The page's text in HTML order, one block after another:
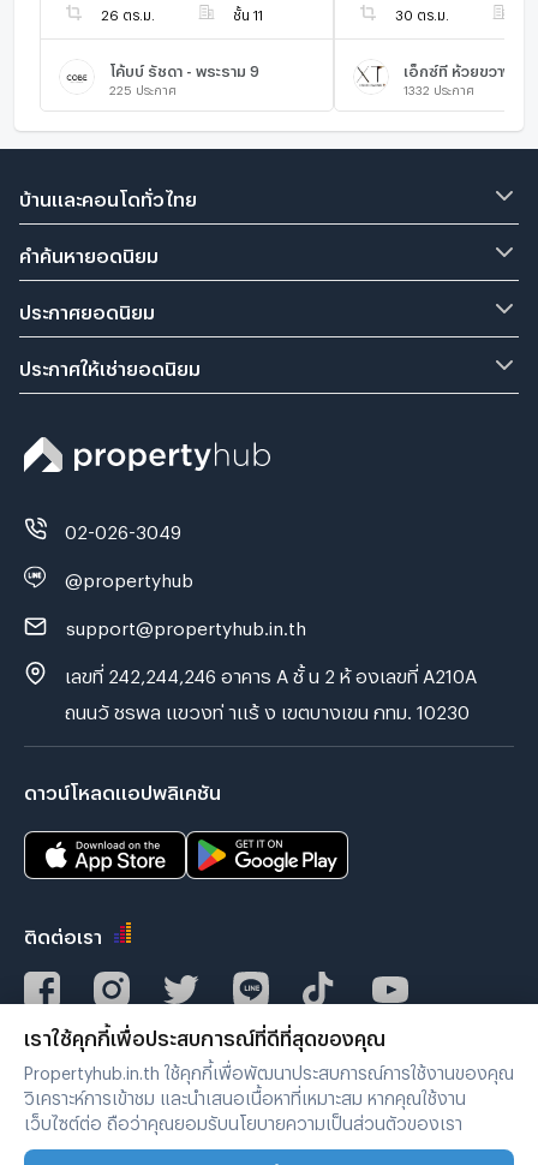
26 ตร.ม. ชั้น 11
โค้บบ์ รัชดา - พระราม 9
225 ประกาศ
30 ตร.ม.
เอ็กซ์ที ห้วยขวาง
1332 ประกาศ
บ้านและคอนโดทั่วไทย
คำค้นหายอดนิยม
ประกาศยอดนิยม
ประกาศให้เช่ายอดนิยม
02-026-3049
@propertyhub
support@propertyhub.in.th
เลขที่ 242,244,246 อาคาร A ชั้ น 2 ห้ องเลขที่ A210A
ถนนวั ชรพล แขวงท่ าแร้ ง เขตบางเขน กทม. 10230
ดาวน์โหลดแอปพลิเคชัน
ติดต่อเรา
เราใช้คุกกี้เพื่อประสบการณ์ที่ดีที่สุดของคุณ
Propertyhub.in.th ใช้คุกกี้เพื่อพัฒนาประสบการณ์การใช้งานของคุณ
วิเคราะห์การเข้าชม และนำเสนอเนื้อหาที่เหมาะสม หากคุณใช้งาน
เว็บไซต์ต่อ ถือว่าคุณยอมรับนโยบายความเป็นส่วนตัวของเรา